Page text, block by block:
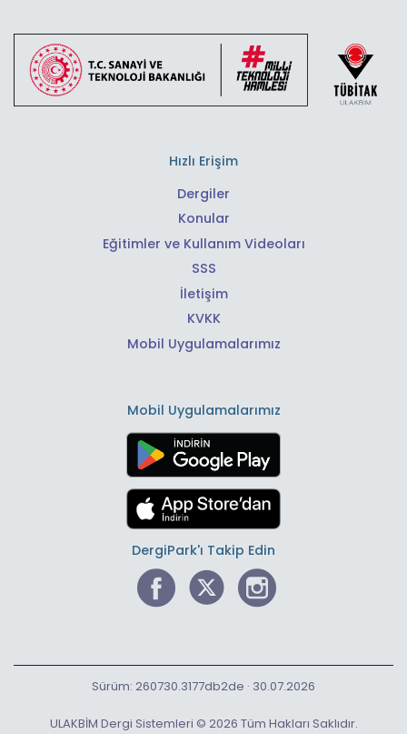
Hızlı Erişim
Dergiler
Konular
Eğitimler ve Kullanım Videoları
SSS
İletişim
KVKK
Mobil Uygulamalarımız
Mobil Uygulamalarımız
DergiPark'ı Takip Edin
ULAKBİM Dergi Sistemleri © 2026 Tüm Hakları Saklıdır.
Sürüm: 260730.3177db2de · 30.07.2026